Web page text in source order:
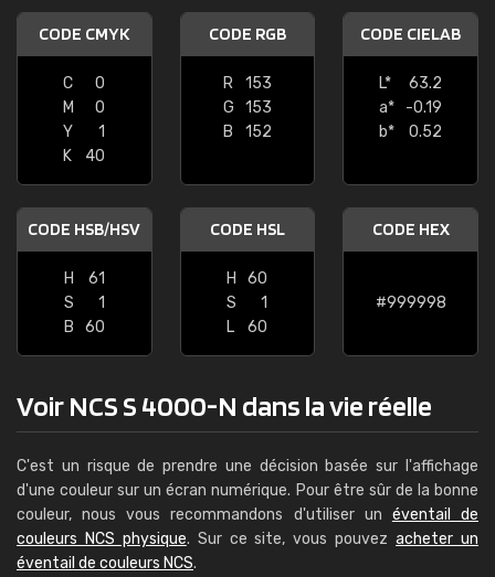
CODE CMYK
C
0
M
0
Y
1
K
40
CODE RGB
R
153
G
153
B
152
CODE CIELAB
L*
63.2
a*
-0.19
b*
0.52
CODE HSB/HSV
H
61
S
1
B
60
CODE HSL
H
60
S
1
L
60
CODE HEX
#999998
Voir NCS S 4000-N dans la vie réelle
C'est un risque de prendre une décision basée sur l'affichage
d'une couleur sur un écran numérique. Pour être sûr de la bonne
couleur, nous vous recommandons d'utiliser un éventail de
couleurs NCS physique. Sur ce site, vous pouvezacheter un
éventail de couleurs NCS.